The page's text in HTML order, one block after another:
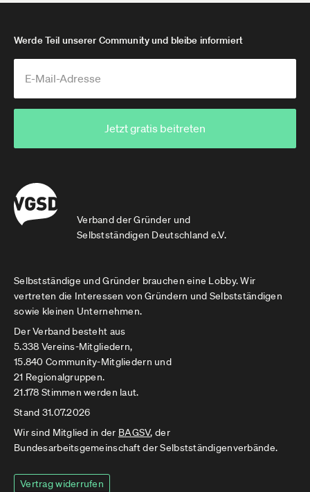
Verband der Gründer und
Selbstständigen Deutschland e.V.
Werde Teil unserer Community und bleibe informiert
Jetzt gratis beitreten
Selbstständige und Gründer brauchen eine Lobby. Wir
vertreten die Interessen von Gründern und Selbstständigen
sowie kleinen Unternehmen.
Der Verband besteht aus
5.338 Vereins-Mitgliedern,
15.840 Community-Mitgliedern und
21 Regionalgruppen.
21.178 Stimmen werden laut.
Stand 31.07.2026
Wir sind Mitglied in der BAGSV, der
Bundesarbeitsgemeinschaft der Selbstständigenverbände.
Vertrag widerrufen